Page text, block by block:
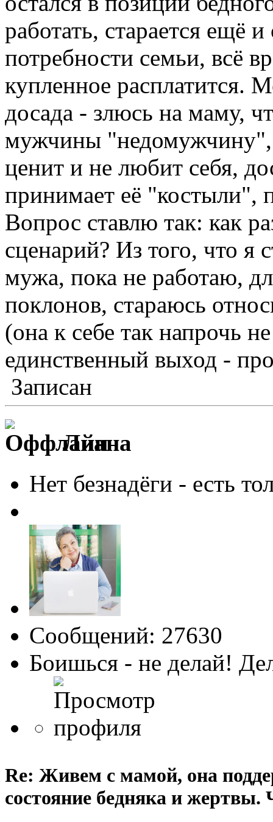
работать, старается ещё
потребности семьи, всё
купленное расплатится.
досада - злюсь на маму,
мужчины "недомужчину",
ценит и не любит себя,
принимает её "костыли",
Вопрос ставлю так: как
сценарий? Из того, что я
мужа, пока не работаю,
поклонов, стараюсь
(она к себе так напрочь
единственный выход -
Записан
Лиана
Нет безнадёги - есть
Сообщений: 27630
Боишься - не делай!
Re: Живем с мамой, она
состояние бедняка и жертвы.